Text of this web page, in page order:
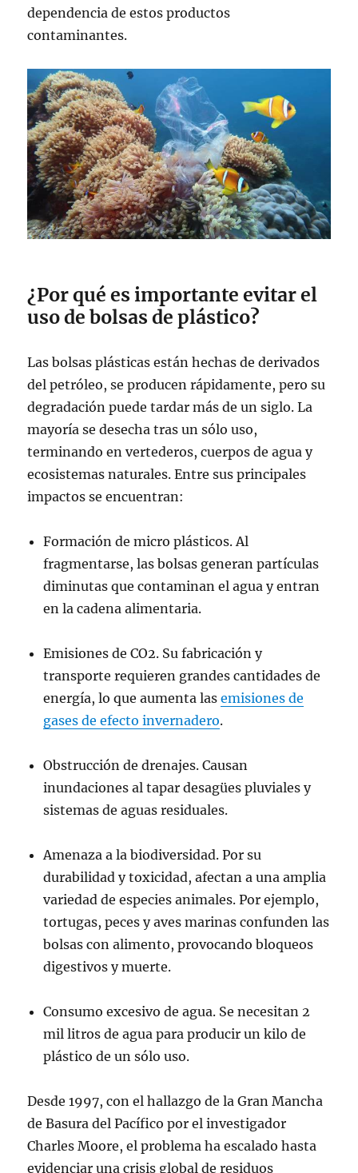
dependencia de estos productos
contaminantes.
¿Por qué es importante evitar el
uso de bolsas de plástico?
Las bolsas plásticas están hechas de derivados
del petróleo, se producen rápidamente, pero su
degradación puede tardar más de un siglo. La
mayoría se desecha tras un sólo uso,
terminando en vertederos, cuerpos de agua y
ecosistemas naturales. Entre sus principales
impactos se encuentran:
Formación de micro plásticos. Al
fragmentarse, las bolsas generan partículas
diminutas que contaminan el agua y entran
en la cadena alimentaria.
Emisiones de CO2. Su fabricación y
transporte requieren grandes cantidades de
energía, lo que aumenta lasemisiones de
gases de efecto invernadero.
Obstrucción de drenajes. Causan
inundaciones al tapar desagües pluviales y
sistemas de aguas residuales.
Amenaza a la biodiversidad. Por su
durabilidad y toxicidad, afectan a una amplia
variedad de especies animales. Por ejemplo,
tortugas, peces y aves marinas confunden las
bolsas con alimento, provocando bloqueos
digestivos y muerte.
Consumo excesivo de agua. Se necesitan 2
mil litros de agua para producir un kilo de
plástico de un sólo uso.
Desde 1997, con el hallazgo de la Gran Mancha
de Basura del Pacífico por el investigador
Charles Moore, el problema ha escalado hasta
evidenciar una crisis global de residuos